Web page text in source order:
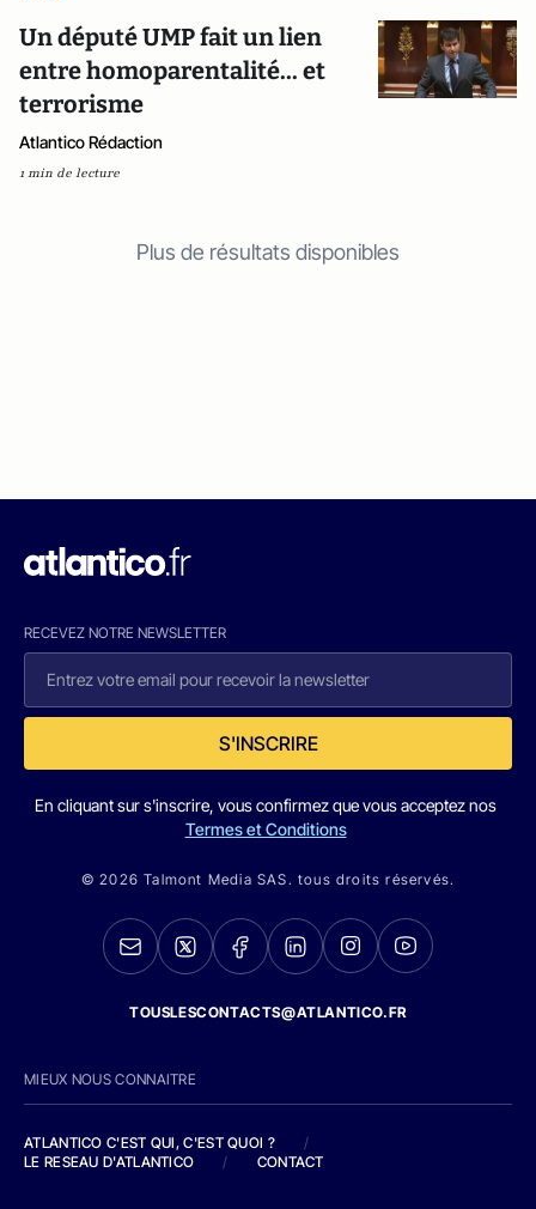
Un député UMP fait un lien
entre homoparentalité... et
terrorisme
Atlantico Rédaction
1 min de lecture
Plus de résultats disponibles
RECEVEZ NOTRE NEWSLETTER
S'INSCRIRE
En cliquant sur s'inscrire, vous confirmez que vous acceptez nos
Termes et Conditions
© 2026 Talmont Media SAS. tous droits réservés.
TOUSLESCONTACTS@ATLANTICO.FR
MIEUX NOUS CONNAITRE
ATLANTICO C'EST QUI, C'EST QUOI ?
/
LE RESEAU D'ATLANTICO
/ CONTACT